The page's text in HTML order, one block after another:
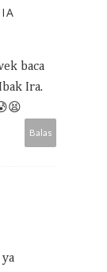
baca
Ira.
Balas